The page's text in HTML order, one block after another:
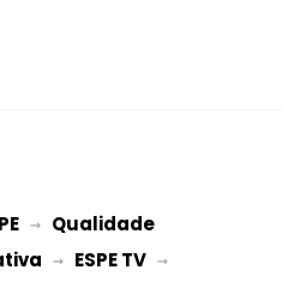
→ Qualidade
→ ESPE TV